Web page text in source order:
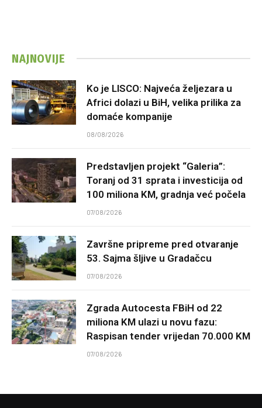
NAJNOVIJE
Ko je LISCO: Najveća željezara u
Africi dolazi u BiH, velika prilika za
domaće kompanije
08/08/2026
Predstavljen projekt “Galeria”:
Toranj od 31 sprata i investicija od
100 miliona KM, gradnja već počela
07/08/2026
Završne pripreme pred otvaranje
53. Sajma šljive u Gradačcu
07/08/2026
Zgrada Autocesta FBiH od 22
miliona KM ulazi u novu fazu:
Raspisan tender vrijedan 70.000 KM
07/08/2026